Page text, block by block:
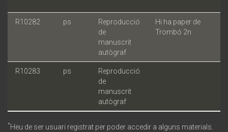
R10282 ps
Reproducció
de
manuscrit
autògraf
Hi ha paper de
Trombó 2n
R10283 ps
Reproducció
de
manuscrit
autògraf
*Heu de ser usuari registrat per poder accedir a alguns materials.